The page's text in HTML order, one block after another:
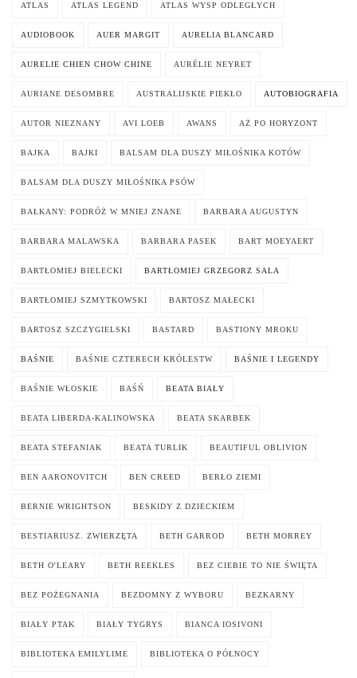
ATLAS ATLAS LEGEND ATLAS WYSP ODLEGŁYCH
AUDIOBOOK AUER MARGIT AURELIA BLANCARD
AURELIE CHIEN CHOW CHINE AURÉLIE NEYRET
AURIANE DESOMBRE AUSTRALIJSKIE PIEKŁO AUTOBIOGRAFIA
AUTOR NIEZNANY AVI LOEB AWANS AŻ PO HORYZONT
BAJKA BAJKI BALSAM DLA DUSZY MIŁOŚNIKA KOTÓW
BALSAM DLA DUSZY MIŁOŚNIKA PSÓW
BAŁKANY: PODRÓŻ W MNIEJ ZNANE BARBARA AUGUSTYN
BARBARA MALAWSKA BARBARA PASEK BART MOEYAERT
BARTŁOMIEJ BIELECKI BARTŁOMIEJ GRZEGORZ SALA
BARTŁOMIEJ SZMYTKOWSKI BARTOSZ MAŁECKI
BARTOSZ SZCZYGIELSKI BASTARD BASTIONY MROKU
BAŚNIE BAŚNIE CZTERECH KRÓLESTW BAŚNIE I LEGENDY
BAŚNIE WŁOSKIE BAŚŃ BEATA BIAŁY
BEATA LIBERDA-KALINOWSKA BEATA SKARBEK
BEATA STEFANIAK BEATA TURLIK BEAUTIFUL OBLIVION
BEN AARONOVITCH BEN CREED BERŁO ZIEMI
BERNIE WRIGHTSON BESKIDY Z DZIECKIEM
BESTIARIUSZ. ZWIERZĘTA BETH GARROD BETH MORREY
BETH O'LEARY BETH REEKLES BEZ CIEBIE TO NIE ŚWIĘTA
BEZ POŻEGNANIA BEZDOMNY Z WYBORU BEZKARNY
BIAŁY PTAK BIAŁY TYGRYS BIANCA IOSIVONI
BIBLIOTEKA EMILYLIME BIBLIOTEKA O PÓŁNOCY